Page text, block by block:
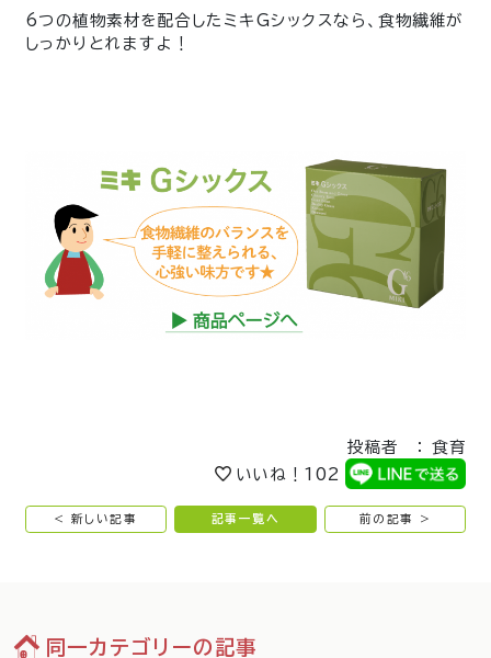
6つの植物素材を配合したミキGシックスなら、食物繊維が
しっかりとれますよ！
投稿者 ： 食育
いいね！ 102
< 新しい記事 記事一覧へ 前の記事 >
同一カテゴリーの記事